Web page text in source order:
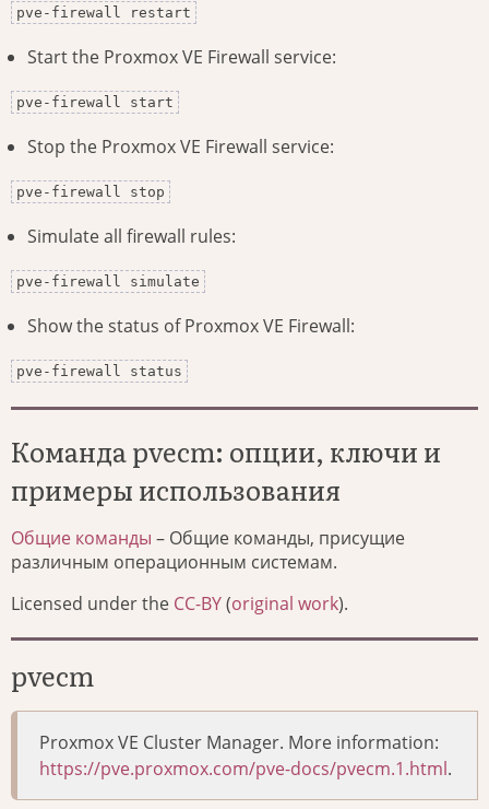
pve-firewall restart
Start the Proxmox VE Firewall service:
pve-firewall start
Stop the Proxmox VE Firewall service:
pve-firewall stop
Simulate all firewall rules:
pve-firewall simulate
Show the status of Proxmox VE Firewall:
pve-firewall status
Команда pvecm: опции, ключи и
примеры использования
Общие команды – Общие команды, присущие
различным операционным системам.
Licensed under the CC-BY(original work).
pvecm
Proxmox VE Cluster Manager. More information:
https://pve.proxmox.com/pve-docs/pvecm.1.html.